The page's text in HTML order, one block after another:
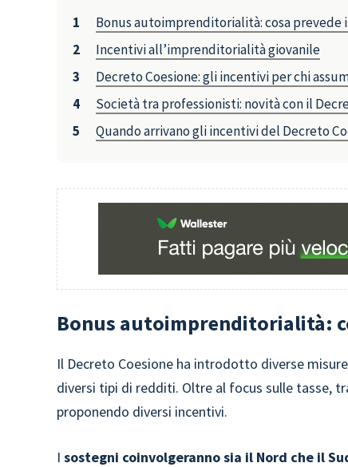
Bonus autoimprenditorialità: cosa prevede
Incentivi all’imprenditorialità giovanile
Decreto Coesione: gli incentivi per chi
Società tra professionisti: novità con il
Quando arrivano gli incentivi del Decreto
Bonus autoimprenditorialità:
Il Decreto Coesione ha introdotto diverse
diversi tipi di redditi. Oltre al focus sulle tasse,
proponendo diversi incentivi.
Isostegni coinvolgeranno sia il Nord che il